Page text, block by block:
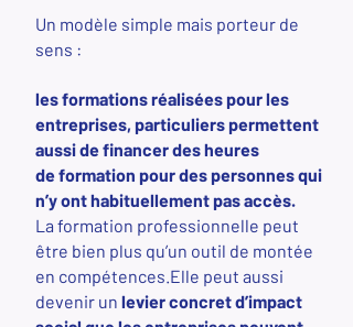
Un modèle simple mais porteur de
sens :
les formations réalisées pour les
entreprises, particuliers permettent
aussi de financer des heures
deformation pour des personnes qui
n’y ont habituellement pas accès.
La formation professionnelle peut
être bien plus qu’un outil de montée
en compétences.Elle peut aussi
devenir un levier concret d’impact